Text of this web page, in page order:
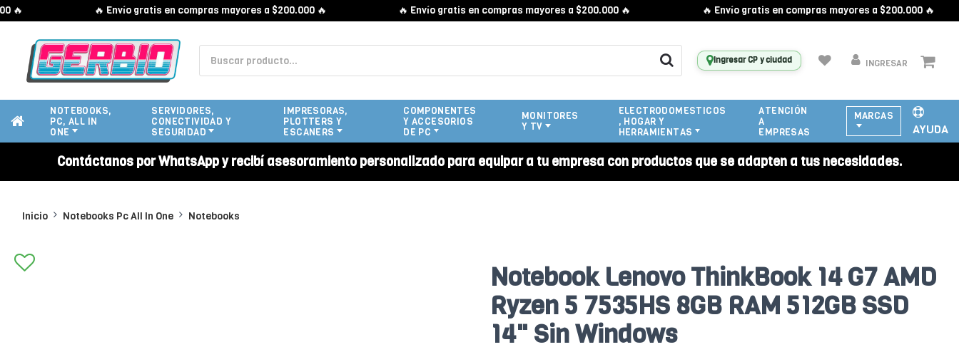
🔥 Envío gratis en compras mayores a $200.000 🔥 🔥 Envío gratis en compras mayores a $200.000 🔥 🔥 Envío gratis en compras mayores a $200.000 🔥
Ingresar CP y ciudad INGRESAR
NOTEBOOKS,
PC, ALL IN
ONE
SERVIDORES,
CONECTIVIDAD Y
SEGURIDAD
IMPRESORAS,
PLOTTERS Y
ESCANERS
COMPONENTES
Y ACCESORIOS
DE PC
MONITORES
Y TV
ELECTRODOMESTICOS
, HOGAR Y
HERRAMIENTAS
ATENCIÓN
A
EMPRESAS
MARCAS
AYUDA
Contáctanos por WhatsApp y recibí asesoramiento personalizado para equipar a tu empresa con productos que se adapten a tus necesidades.
Inicio Notebooks Pc All In One Notebooks
Notebook Lenovo ThinkBook 14 G7 AMD
Ryzen 5 7535HS 8GB RAM 512GB SSD
14" Sin Windows